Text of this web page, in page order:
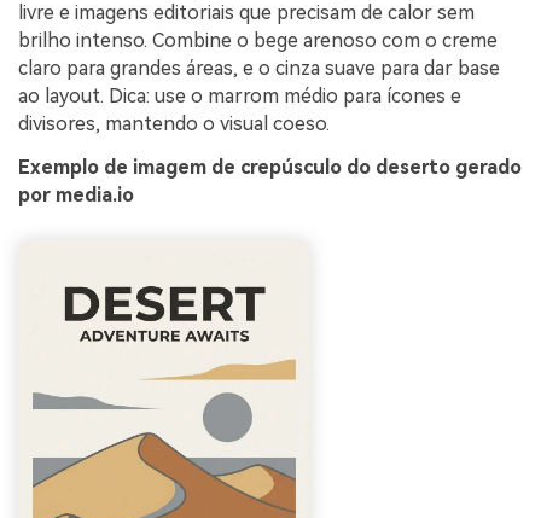
livre e imagens editoriais que precisam de calor sem
brilho intenso. Combine o bege arenoso com o creme
claro para grandes áreas, e o cinza suave para dar base
ao layout. Dica: use o marrom médio para ícones e
divisores, mantendo o visual coeso.
Exemplo de imagem de crepúsculo do deserto gerado
por media.io